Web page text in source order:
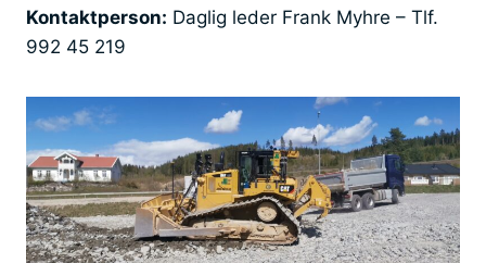
Kontaktperson: Daglig leder Frank Myhre – Tlf.
992 45 219